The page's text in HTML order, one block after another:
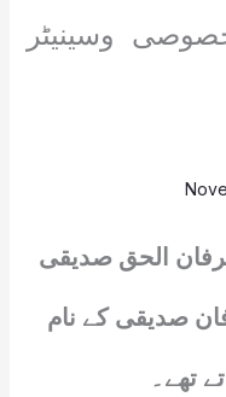
وسینیٹر
الحق صدیقی
صدیقی کے نام
تھے۔